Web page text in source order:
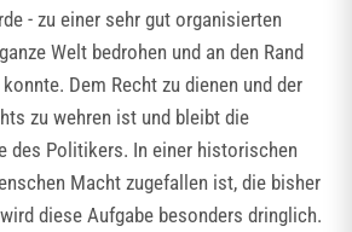
- zu einer sehr gut organisierten
Welt bedrohen und an den Rand
Dem Recht zu dienen und der
zu wehren ist und bleibt die
des Politikers. In einer historischen
Macht zugefallen ist, die bisher
diese Aufgabe besonders dringlich.